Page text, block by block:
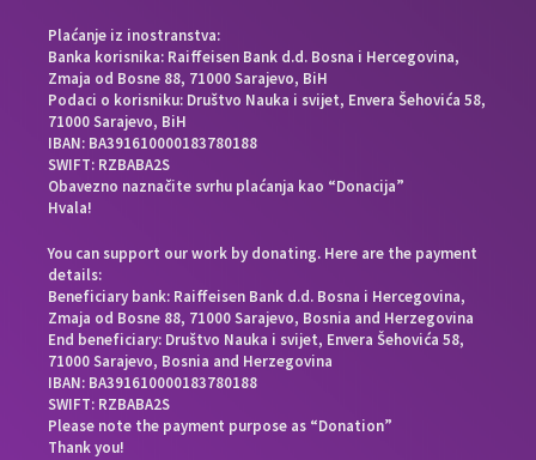
Plaćanje iz inostranstva:
Banka korisnika: Raiffeisen Bank d.d. Bosna i Hercegovina,
Zmaja od Bosne 88, 71000 Sarajevo, BiH
Podaci o korisniku: Društvo Nauka i svijet, Envera Šehovića 58,
71000 Sarajevo, BiH
IBAN: BA391610000183780188
SWIFT: RZBABA2S
Obavezno naznačite svrhu plaćanja kao “Donacija”
Hvala!
You can support our work by donating. Here are the payment
details:
Beneficiary bank: Raiffeisen Bank d.d. Bosna i Hercegovina,
Zmaja od Bosne 88, 71000 Sarajevo, Bosnia and Herzegovina
End beneficiary: Društvo Nauka i svijet, Envera Šehovića 58,
71000 Sarajevo, Bosnia and Herzegovina
IBAN: BA391610000183780188
SWIFT: RZBABA2S
Please note the payment purpose as “Donation”
Thank you!